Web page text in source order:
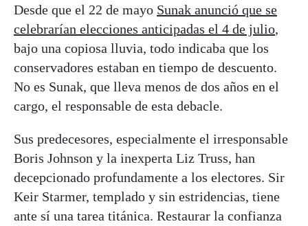
Desde que el 22 de mayo Sunak anunció que se
celebrarían elecciones anticipadas el 4 de julio,
bajo una copiosa lluvia, todo indicaba que los
conservadores estaban en tiempo de descuento.
No es Sunak, que lleva menos de dos años en el
cargo, el responsable de esta debacle.
Sus predecesores, especialmente el irresponsable
Boris Johnson y la inexperta Liz Truss, han
decepcionado profundamente a los electores. Sir
Keir Starmer, templado y sin estridencias, tiene
ante sí una tarea titánica. Restaurar la confianza